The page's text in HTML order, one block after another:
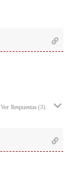
Ver Respuestas (3)